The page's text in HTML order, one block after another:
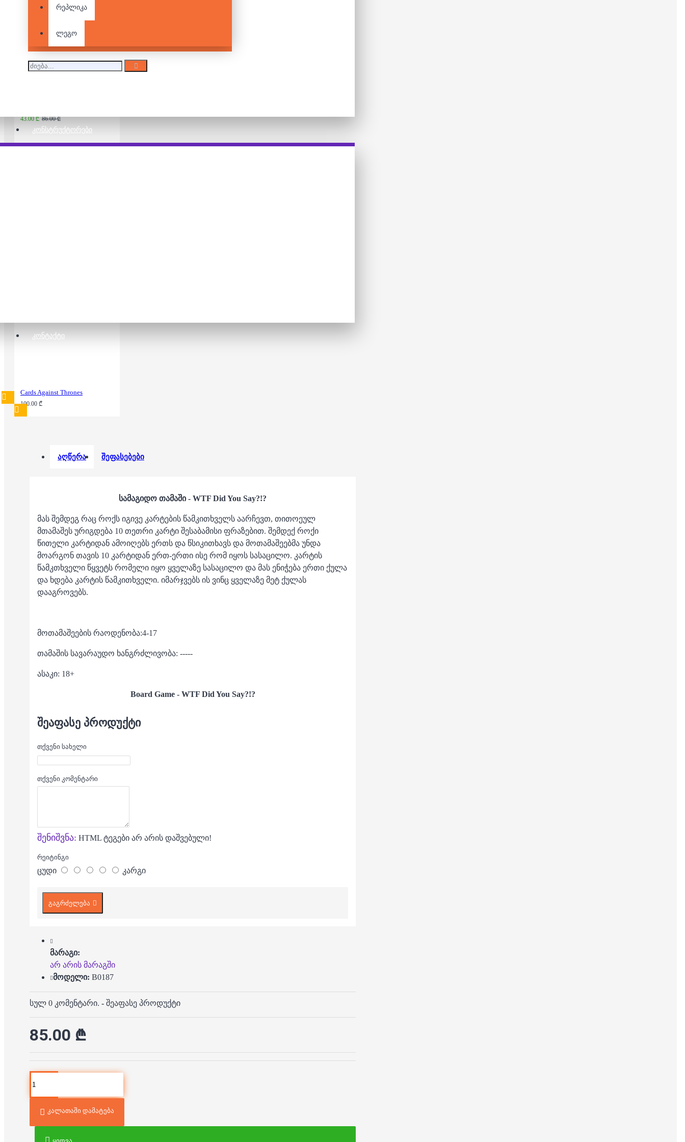
ᲙᲝᲜᲡᲢᲠᲣᲥᲢᲝᲠᲔᲑᲘ
ᲙᲝᲜᲢᲐᲥᲢᲘ
რეპლიკა
ლეგო
43.00 ₾ 86.00 ₾
Cards Against Thrones
100.00 ₾
აღწერა შეფასებები
სამაგიდო თამაში - WTF Did You Say?!?
მას შემდეგ რაც როქს იგივე კარტების წამკითხველს აარჩევთ, თითოეულ
მთამაშეს ურიგდება 10 თეთრი კარტი შესაბამისი ფრაზებით. შემდექ როქი
წითელი კარტიდან ამოიღებს ერთს და წსიკითხავს და მოთამაშეებმა უნდა
მოარგონ თავის 10 კარტიდან ერთ-ერთი ისე რომ იყოს სასაცილო. კარტის
წამკთხველი წყვეტს რომელი იყო ყველაზე სასაცილო და მას ენიჭება ერთი ქულა
და ხდება კარტის წამკითხველი. იმარჯვებს ის ვინც ყველაზე მეტ ქულას
დააგროვებს.
მოთამაშეების რაოდენობა:4-17
თამაშის სავარაუდო ხანგრძლივობა: -----
ასაკი: 18+
Board Game - WTF Did You Say?!?
ᲨᲔᲐᲤᲐᲡᲔ ᲞᲠᲝᲓᲣᲥᲢᲘ
თქვენი სახელი
თქვენი კომენტარი
შენიშვნა: HTML ტეგები არ არის დაშვებული!
რეიტინგი
ცუდი კარგი
გაგრძელება
მარაგი:
არ არის მარაგში
მოდელი: B0187
სულ 0 კომენტარი. - შეაფასე პროდუქტი
85.00 ₾
კალათაში დამატება